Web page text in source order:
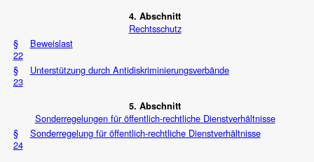
4. Abschnitt
Rechtsschutz
§
22
Beweislast
§
23
Unterstützung durch Antidiskriminierungsverbände
5. Abschnitt
Sonderregelungen für öffentlich-rechtliche Dienstverhältnisse
§
24
Sonderregelung für öffentlich-rechtliche Dienstverhältnisse